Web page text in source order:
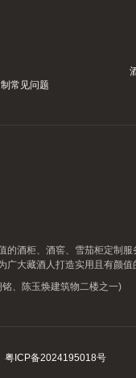
常见问题
的酒柜、酒窖、雪茄柜定制
广大藏酒人打造实用且有颜值
、陈玉焕建筑物二楼之一)
粤ICP备2024195018号